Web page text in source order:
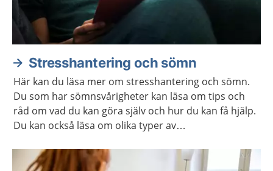
Stresshantering och sömn
Här kan du läsa mer om stresshantering och sömn.
Du som har sömnsvårigheter kan läsa om tips och
råd om vad du kan göra själv och hur du kan få hjälp.
Du kan också läsa om olika typer av
avslappningsövningar.